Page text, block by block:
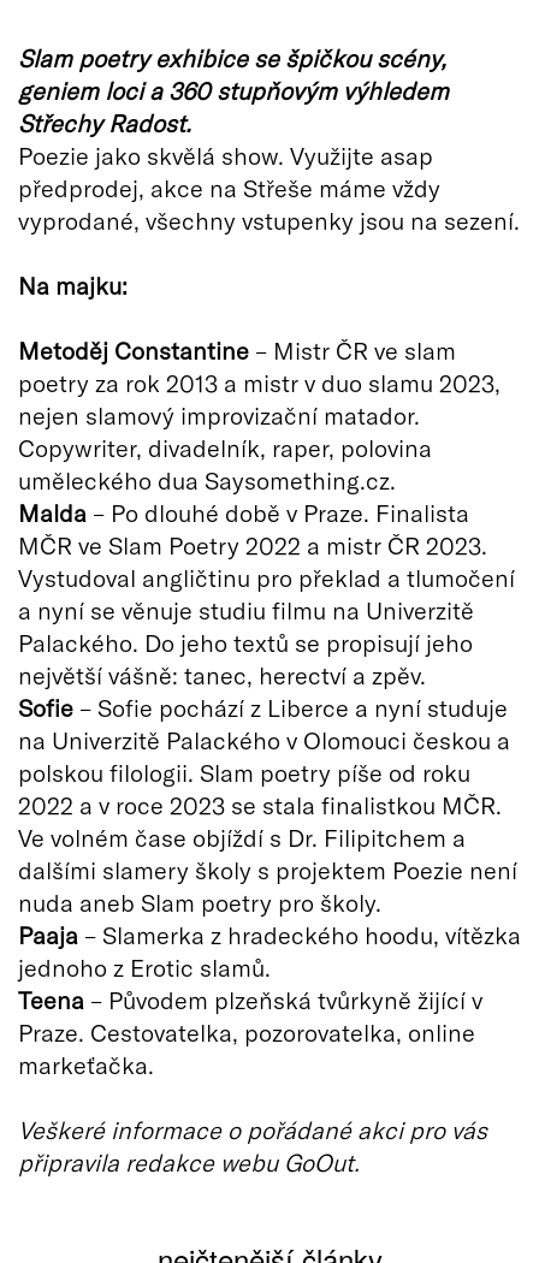
Slam poetry exhibice se špičkou scény,
geniem loci a 360 stupňovým výhledem
Střechy Radost.
Poezie jako skvělá show. Využijte asap
předprodej, akce na Střeše máme vždy
vyprodané, všechny vstupenky jsou na sezení.
Na majku:
Metoděj Constantine – Mistr ČR ve slam
poetry za rok 2013 a mistr v duo slamu 2023,
nejen slamový improvizační matador.
Copywriter, divadelník, raper, polovina
uměleckého dua Saysomething.cz.
Malda – Po dlouhé době v Praze. Finalista
MČR ve Slam Poetry 2022 a mistr ČR 2023.
Vystudoval angličtinu pro překlad a tlumočení
a nyní se věnuje studiu filmu na Univerzitě
Palackého. Do jeho textů se propisují jeho
největší vášně: tanec, herectví a zpěv.
Sofie – Sofie pochází z Liberce a nyní studuje
na Univerzitě Palackého v Olomouci českou a
polskou filologii. Slam poetry píše od roku
2022 a v roce 2023 se stala finalistkou MČR.
Ve volném čase objíždí s Dr. Filipitchem a
dalšími slamery školy s projektem Poezie není
nuda aneb Slam poetry pro školy.
Paaja – Slamerka z hradeckého hoodu, vítězka
jednoho z Erotic slamů.
Teena – Původem plzeňská tvůrkyně žijící v
Praze. Cestovatelka, pozorovatelka, online
markeťačka.
Veškeré informace o pořádané akci pro vás
připravila redakce webu GoOut.